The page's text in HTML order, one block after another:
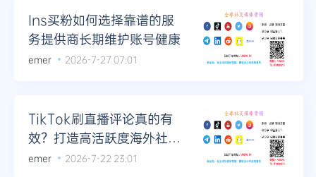
Ins买粉如何选择靠谱的服
务提供商长期维护账号健康
emer 2026-7-27 07:01
TikTok刷直播评论真的有
效？打造高活跃度海外社媒
账号的基石
emer 2026-7-22 23:01